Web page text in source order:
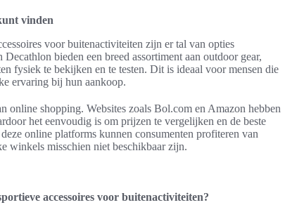
vinden
voor buitenactiviteiten zijn er tal van opties
bieden een breed assortiment aan outdoor gear,
fysiek te bekijken en te testen. Dit is ideaal voor mensen die
ervaring bij hun aankoop.
online shopping. Websites zoals Bol.com en Amazon hebben
het eenvoudig is om prijzen te vergelijken en de beste
online platforms kunnen consumenten profiteren van
winkels misschien niet beschikbaar zijn.
accessoires voor buitenactiviteiten?